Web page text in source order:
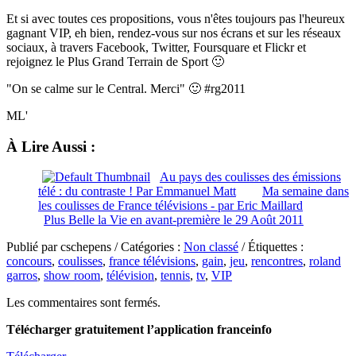
Et si avec toutes ces propositions, vous n'êtes toujours pas l'heureux
gagnant VIP, eh bien, rendez-vous sur nos écrans et sur les réseaux
sociaux, à travers Facebook, Twitter, Foursquare et Flickr et
rejoignez le Plus Grand Terrain de Sport 🙂
"On se calme sur le Central. Merci" 🙂 #rg2011
ML'
À Lire Aussi :
Au pays des coulisses des émissions
télé : du contraste ! Par Emmanuel Matt
Ma semaine dans
les coulisses de France télévisions - par Eric Maillard
Plus Belle la Vie en avant-première le 29 Août 2011
Publié par cschepens / Catégories : Non classé / Étiquettes :
concours, coulisses, france télévisions, gain, jeu, rencontres, roland
garros, show room, télévision, tennis, tv, VIP
Les commentaires sont fermés.
Télécharger gratuitement l’application franceinfo